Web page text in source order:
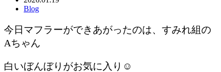
Blog
今日マフラーができあがったのは、すみれ組の
Aちゃん
白いぼんぼりがお気に入り☺️